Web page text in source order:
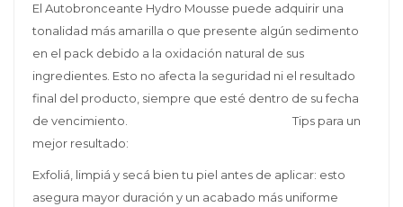
El Autobronceante Hydro Mousse puede adquirir una
tonalidad más amarilla o que presente algún sedimento
en el pack debido a la oxidación natural de sus
ingredientes. Esto no afecta la seguridad ni el resultado
final del producto, siempre que esté dentro de su fecha
de vencimiento. Tips para un
mejor resultado:
Exfoliá, limpiá y secá bien tu piel antes de aplicar: esto
asegura mayor duración y un acabado más uniforme